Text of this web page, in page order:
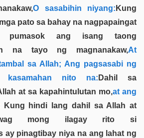
O sasabihin niyang: Kung
pato sa bahay na nagpapaingat
ang isang taong
na tayo ng magnanakaw,At
sa Allah; Ang pagsasabi ng
nito na: Dahil sa
at sa kapahintulutan mo,at ang
Kung hindi lang dahil sa Allah at
mong ilagay rito si
ay pinagtibay niya na ang lahat ng